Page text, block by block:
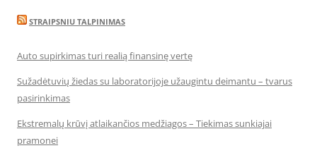
STRAIPSNIU TALPINIMAS
Auto supirkimas turi realią finansinę vertę
Sužadėtuvių žiedas su laboratorijoje užaugintu deimantu – tvarus
pasirinkimas
Ekstremalų krūvį atlaikančios medžiagos – Tiekimas sunkiajai
pramonei